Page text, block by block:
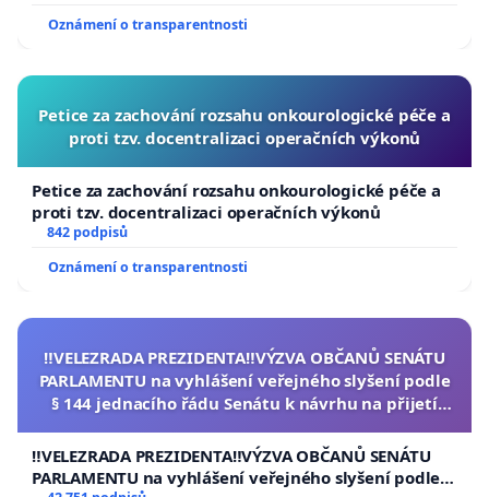
Oznámení o transparentnosti
Petice za zachování rozsahu onkourologické péče a
proti tzv. docentralizaci operačních výkonů
Petice za zachování rozsahu onkourologické péče a
proti tzv. docentralizaci operačních výkonů
842 podpisů
Oznámení o transparentnosti
‼️VELEZRADA PREZIDENTA‼️VÝZVA OBČANŮ SENÁTU
PARLAMENTU na vyhlášení veřejného slyšení podle
§ 144 jednacího řádu Senátu k návrhu na přijetí
republiky
‼️VELEZRADA PREZIDENTA‼️VÝZVA OBČANŮ SENÁTU
PARLAMENTU na vyhlášení veřejného slyšení podle §